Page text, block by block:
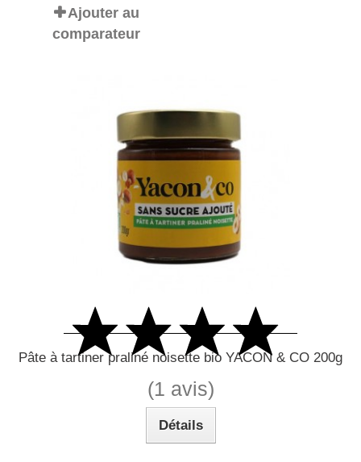
Ajouter au
comparateur
(1 avis)
Pâte à tartiner praliné noisette bio YACON & CO 200g
Détails